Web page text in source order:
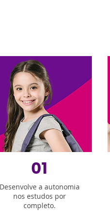
01
Desenvolve a autonomia
nos estudos por
completo.